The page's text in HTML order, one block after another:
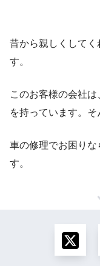
昔から親しくして
す。
このお客様の会社
を持っています。そ
車の修理でお困り
す。